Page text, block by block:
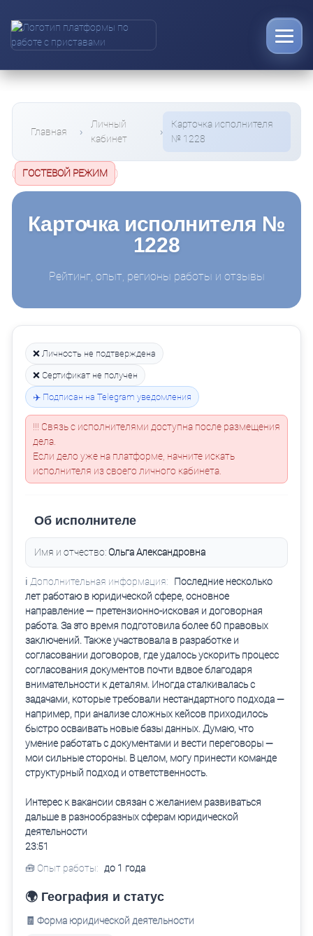
Главная
Личный
кабинет
Карточка исполнителя
№ 1228
( ГОСТЕВОЙ РЕЖИМ )
Карточка исполнителя №
1228
Рейтинг, опыт, регионы работы и отзывы
❌ Личность не подтверждена
❌ Сертификат не получен
✈️ Подписан на Telegram уведомления
!!! Связь с исполнителями доступна после размещения
дела.
Если дело уже на платформе, начните искать
исполнителя из своего личного кабинета.
Об исполнителе
Имя и отчество: Ольга Александровна
ℹ️ Дополнительная информация:
Последние несколько
лет работаю в юридической сфере, основное
направление — претензионно-исковая и договорная
работа. За это время подготовила более 60 правовых
заключений. Также участвовала в разработке и
согласовании договоров, где удалось ускорить процесс
согласования документов почти вдвое благодаря
внимательности к деталям. Иногда сталкивалась с
задачами, которые требовали нестандартного подхода —
например, при анализе сложных кейсов приходилось
быстро осваивать новые базы данных. Думаю, что
умение работать с документами и вести переговоры —
мои сильные стороны. В целом, могу принести команде
структурный подход и ответственность.
Интерес к вакансии связан с желанием развиваться
дальше в разнообразных сферам юридической
деятельности
23:51
🧰 Опыт работы: до 1 года
🌍 География и статус
🧾 Форма юридической деятельности